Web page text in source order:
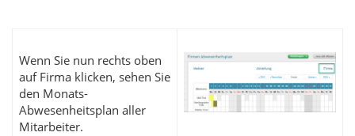
Wenn Sie nun rechts oben
auf Firma klicken, sehen Sie
den Monats-
Abwesenheitsplan aller
Mitarbeiter.